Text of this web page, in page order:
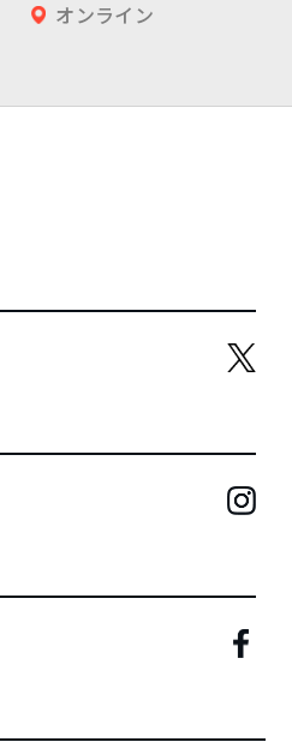
オンライン